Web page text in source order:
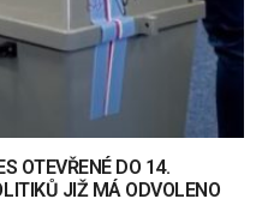
OTEVŘENÉ DO 14.
JIŽ MÁ ODVOLENO